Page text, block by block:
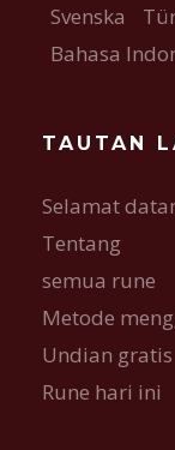
Svenska
Bahasa
TAUTAN
Selamat
Tentang
semua rune
Metode
Undian gratis
Rune hari ini